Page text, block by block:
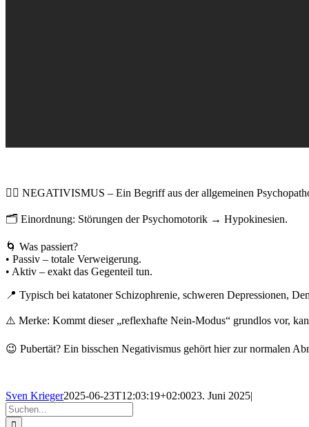
🙅‍♀️ NEGATIVISMUS – Ein Begriff aus der allgemeinen
🗂️ Einordnung: Störungen der Psychomotorik → Hypokinesien.
🌀 Was passiert?
• Passiv – totale Verweigerung.
• Aktiv – exakt das Gegenteil tun.
📍 Typisch bei katatoner Schizophrenie, schweren Depressionen,
⚠️ Merke: Kommt dieser „reflexhafte Nein-Modus“ grundlos vor,
😉 Pubertät? Ein bisschen Negativismus gehört hier zur normalen
Sven Krieger2025-06-23T12:03:19+02:0023. Juni 2025|
Suche
nach: